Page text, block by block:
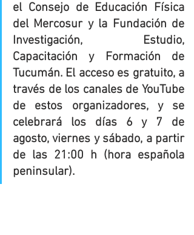
el Consejo de Educación Física
del Mercosur y la Fundación de
Investigación, Estudio,
Capacitación y Formación de
Tucumán. El acceso es gratuito, a
través de los canales de YouTube
de estos organizadores, y se
celebrará los días 6 y 7 de
agosto, viernes y sábado, a partir
de las 21:00 h (hora española
peninsular).